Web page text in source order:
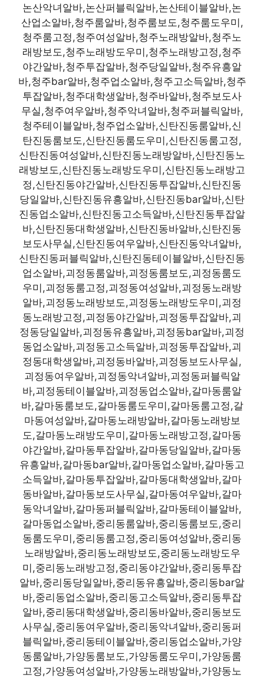
논산악녀알바,논산퍼블릭알바,논산테이블알바,논
산업소알바,청주룸알바,청주룸보도,청주룸도우미,
청주룸고정,청주여성알바,청주노래방알바,청주노
래방보도,청주노래방도우미,청주노래방고정,청주
야간알바,청주투잡알바,청주당일알바,청주유흥알
바,청주bar알바,청주업소알바,청주고소득알바,청주
투잡알바,청주대학생알바,청주바알바,청주보도사
무실,청주여우알바,청주악녀알바,청주퍼블릭알바,
청주테이블알바,청주업소알바,신탄진동룸알바,신
탄진동룸보도,신탄진동룸도우미,신탄진동룸고정,
신탄진동여성알바,신탄진동노래방알바,신탄진동노
래방보도,신탄진동노래방도우미,신탄진동노래방고
정,신탄진동야간알바,신탄진동투잡알바,신탄진동
당일알바,신탄진동유흥알바,신탄진동bar알바,신탄
진동업소알바,신탄진동고소득알바,신탄진동투잡알
바,신탄진동대학생알바,신탄진동바알바,신탄진동
보도사무실,신탄진동여우알바,신탄진동악녀알바,
신탄진동퍼블릭알바,신탄진동테이블알바,신탄진동
업소알바,괴정동룸알바,괴정동룸보도,괴정동룸도
우미,괴정동룸고정,괴정동여성알바,괴정동노래방
알바,괴정동노래방보도,괴정동노래방도우미,괴정
동노래방고정,괴정동야간알바,괴정동투잡알바,괴
정동당일알바,괴정동유흥알바,괴정동bar알바,괴정
동업소알바,괴정동고소득알바,괴정동투잡알바,괴
정동대학생알바,괴정동바알바,괴정동보도사무실,
괴정동여우알바,괴정동악녀알바,괴정동퍼블릭알
바,괴정동테이블알바,괴정동업소알바,갈마동룸알
바,갈마동룸보도,갈마동룸도우미,갈마동룸고정,갈
마동여성알바,갈마동노래방알바,갈마동노래방보
도,갈마동노래방도우미,갈마동노래방고정,갈마동
야간알바,갈마동투잡알바,갈마동당일알바,갈마동
유흥알바,갈마동bar알바,갈마동업소알바,갈마동고
소득알바,갈마동투잡알바,갈마동대학생알바,갈마
동바알바,갈마동보도사무실,갈마동여우알바,갈마
동악녀알바,갈마동퍼블릭알바,갈마동테이블알바,
갈마동업소알바,중리동룸알바,중리동룸보도,중리
동룸도우미,중리동룸고정,중리동여성알바,중리동
노래방알바,중리동노래방보도,중리동노래방도우
미,중리동노래방고정,중리동야간알바,중리동투잡
알바,중리동당일알바,중리동유흥알바,중리동bar알
바,중리동업소알바,중리동고소득알바,중리동투잡
알바,중리동대학생알바,중리동바알바,중리동보도
사무실,중리동여우알바,중리동악녀알바,중리동퍼
블릭알바,중리동테이블알바,중리동업소알바,가양
동룸알바,가양동룸보도,가양동룸도우미,가양동룸
고정,가양동여성알바,가양동노래방알바,가양동노